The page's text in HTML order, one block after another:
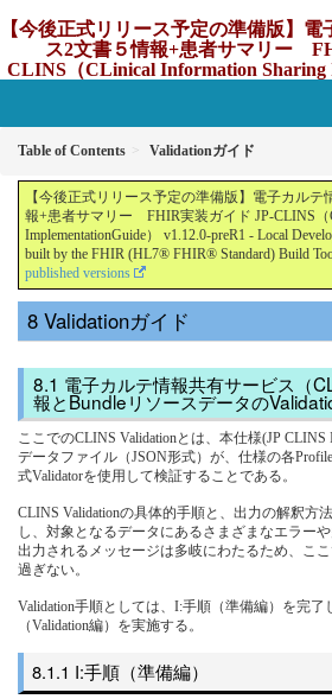
【今後正式リリース予定の準備版】
ス2文書５情報+患者サマリー
CLINS（CLinical Information Sharing
Table of Contents Validationガイド
【今後正式リリース予定の準備版】電子カル
報+患者サマリー FHIR実装ガイド JP-CLINS（
ImplementationGuide） v1.12.0-preR1 - Local
built by the FHIR (HL7® FHIR® Standard) Build
published versions
Validationガイド
電子カルテ情報共有サービス（
報とBundleリソースデータの
ここでのCLINS Validationとは、本仕様(JP
データファイル（JSON形式）が、仕様の各
式Validatorを使用して検証することである。
CLINS Validationの具体的手順と、出力の解釈方
し、対象となるデータにあるさまざまなエラー
出力されるメッセージは多岐にわたるため、こ
過ぎない。
Validation手順としては、I:手順（準備編）を完
（Validation編）を実施する。
I:手順（準備編）